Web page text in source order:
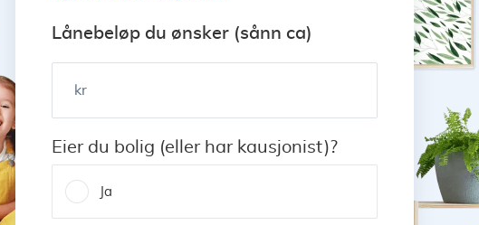
Lånebeløp du ønsker (sånn ca)
kr
Eier du bolig (eller har kausjonist)?
Ja